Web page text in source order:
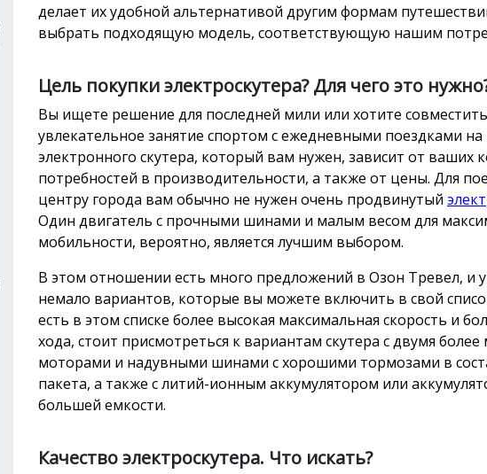
делает их удобной альтернативой другим формам
выбрать подходящую модель, соответствующую нашим
Цель покупки электроскутера? Для чего это
Вы ищете решение для последней мили или хотите совместить
увлекательное занятие спортом с ежедневными поездками на
электронного скутера, который вам нужен, зависит от ваших
потребностей в производительности, а также от цены. Для
центру города вам обычно не нужен очень продвинутый
Один двигатель с прочными шинами и малым весом для
мобильности, вероятно, является лучшим выбором.
В этом отношении есть много предложений в Озон Тревел, и у
немало вариантов, которые вы можете включить в свой
есть в этом списке более высокая максимальная скорость и
хода, стоит присмотреться к вариантам скутера с двумя
моторами и надувными шинами с хорошими тормозами в
пакета, а также с литий-ионным аккумулятором или
большей емкости.
Качество электроскутера. Что искать?